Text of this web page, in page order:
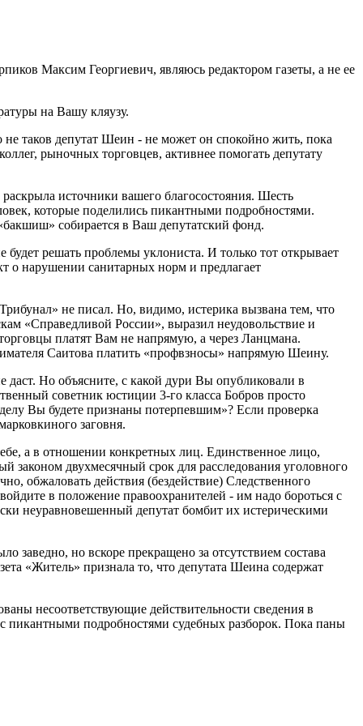
Максим Георгиевич, являюсь редактором газеты, а не ее
на Вашу кляузу.
таков депутат Шеин - не может он спокойно жить, пока
рыночных торговцев, активнее помогать депутату
источники вашего благосостояния. Шесть
которые поделились пикантными подробностями.
собирается в Ваш депутатский фонд.
решать проблемы уклониста. И только тот открывает
о нарушении санитарных норм и предлагает
не писал. Но, видимо, истерика вызвана тем, что
«Справедливой России», выразил неудовольствие и
платят Вам не напрямую, а через Ланцмана.
Саитова платить «профвзносы» напрямую Шеину.
Но объясните, с какой дури Вы опубликовали в
советник юстиции 3-го класса Бобров просто
Вы будете признаны потерпевшим»? Если проверка
заговня.
а в отношении конкретных лиц. Единственное лицо,
законом двухмесячный срок для расследования уголовного
обжаловать действия (бездействие) Следственного
в положение правоохранителей - им надо бороться с
неуравновешенный депутат бомбит их истерическими
заведно, но вскоре прекращено за отсутствием состава
«Житель» признала то, что депутата Шеина содержат
несоответствующие действительности сведения в
пикантными подробностями судебных разборок. Пока паны